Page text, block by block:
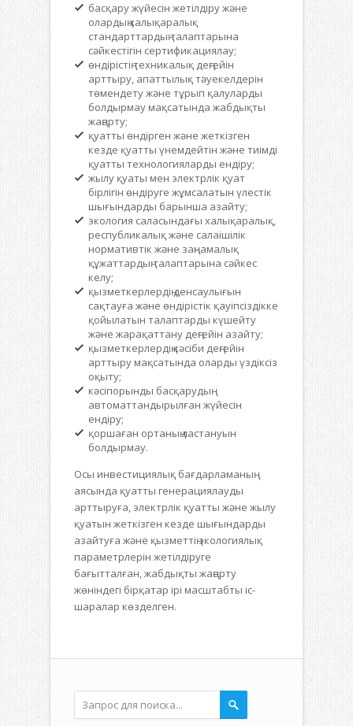
басқару жүйесін жетілдіру және
олардың халықаралық
стандарттардың талаптарына
сәйкестігін сертификациялау;
өндірістің техникалық деңгейін
арттыру, апаттылық тәуекелдерін
төмендету және тұрып қалуларды
болдырмау мақсатында жабдықты
жаңарту;
қуатты өндірген және жеткізген
кезде қуатты үнемдейтін және тиімді
қуатты технологияларды ендіру;
жылу қуаты мен электрлік қуат
бірлігін өндіруге жұмсалатын үлестік
шығындарды барынша азайту;
экология саласындағы халықаралық,
республикалық және салаішілік
нормативтік және заңнамалық
құжаттардың талаптарына сәйкес
келу;
қызметкерлердің денсаулығын
сақтауға және өндірістік қауіпсіздікке
қойылатын талаптарды күшейту
және жарақаттану деңгейін азайту;
қызметкерлердің кәсіби деңгейін
арттыру мақсатында оларды үздіксіз
оқыту;
кәсіпорынды басқарудың
автоматтандырылған жүйесін
ендіру;
қоршаған ортаның ластануын
болдырмау.
Осы инвестициялық бағдарламаның
аясында қуатты генерациялауды
арттыруға, электрлік қуатты және жылу
қуатын жеткізген кезде шығындарды
азайтуға және қызметтің экологиялық
параметрлерін жетілдіруге
бағытталған, жабдықты жаңарту
жөніндегі бірқатар ірі масштабты іс-
шаралар көзделген.